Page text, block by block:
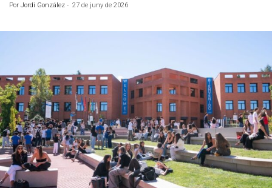
Por Jordi González - 27 de juny de 2026